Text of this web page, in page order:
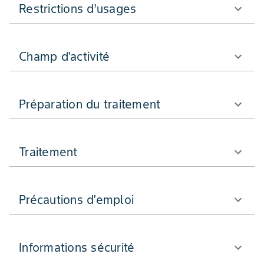
Restrictions d’usages
Champ d'activité
Préparation du traitement
Traitement
Précautions d'emploi
Informations sécurité